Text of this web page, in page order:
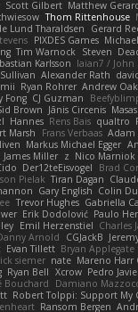
Scott Gilbert Matthew
Thom Rittenhouse
Lund Tharaldsen Gerard
PIXDES Games
Tim Warnock Steven
Karlsson Iaian7 / John
Alexander Rath
Ryan Rohrer Andrew
Fong CJ Guzman
Brown Jānis Circenis
Hannes Rens Bais qualtro
Marsh Frans Verbaas Adam
Markus Michael Egger
James Miller z Nico Marniok
Der12teEisvogel Brad
Pielak Tiran Dagan
Gary English Colin
Trevor Hughes Gabriella
Erik Dodolović Paulo
Emil Herzenstiel Charles
Arnold CGJackB
Evan Tillett Bryan Applegate
siemer nate Mareno Harr
Ryan Bell Xcrow Pedro
Bouchard Damiano
Robert Tolppi: Support My
Ransom Bergen